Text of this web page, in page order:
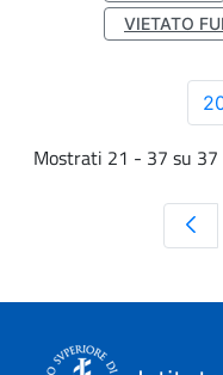
VIETATO
Mostrati 21 - 37 su